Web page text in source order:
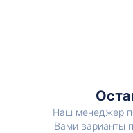
Наш менеджер
Вами варианты